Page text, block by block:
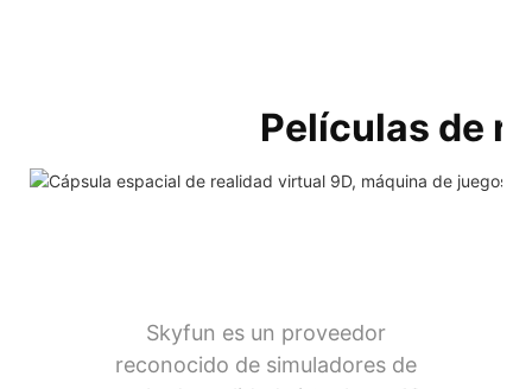
Películas de
Skyfun es un proveedor
reconocido de simuladores de